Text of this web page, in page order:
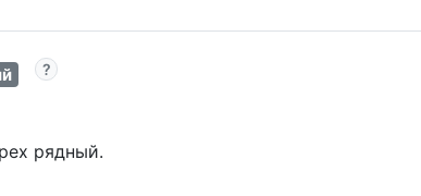
рядный.